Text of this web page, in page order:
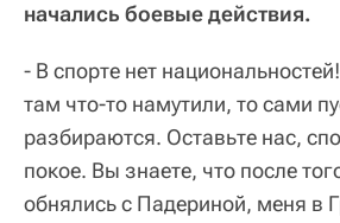
начались боевые действия.
- В спорте нет
там что-то намутили, то сами
разбираются. Оставьте нас,
покое. Вы знаете, что после
обнялись с Падериной, меня в